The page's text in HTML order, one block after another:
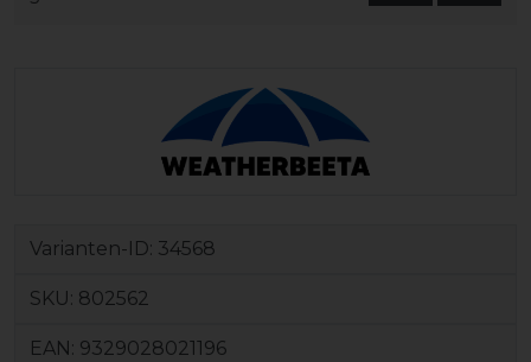
Varianten-ID: 34568
SKU: 802562
EAN: 9329028021196